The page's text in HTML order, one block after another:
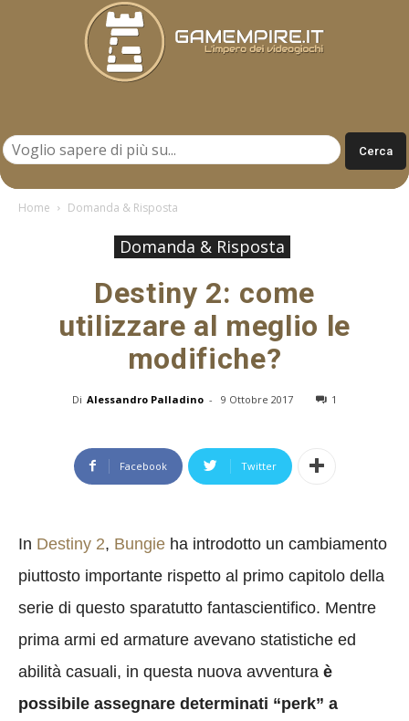
Home Domanda & Risposta
Domanda & Risposta
Destiny 2: come
utilizzare al meglio le
modifiche?
Di Alessandro Palladino - 9 Ottobre 2017 1
Facebook Twitter
In Destiny 2, Bungie ha introdotto un cambiamento
piuttosto importante rispetto al primo capitolo della
serie di questo sparatutto fantascientifico. Mentre
prima armi ed armature avevano statistiche ed
abilità casuali, in questa nuova avventura è
possibile assegnare determinati “perk” a